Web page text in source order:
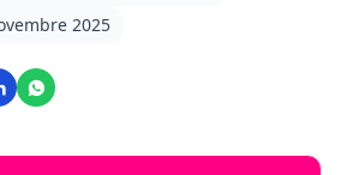
2025